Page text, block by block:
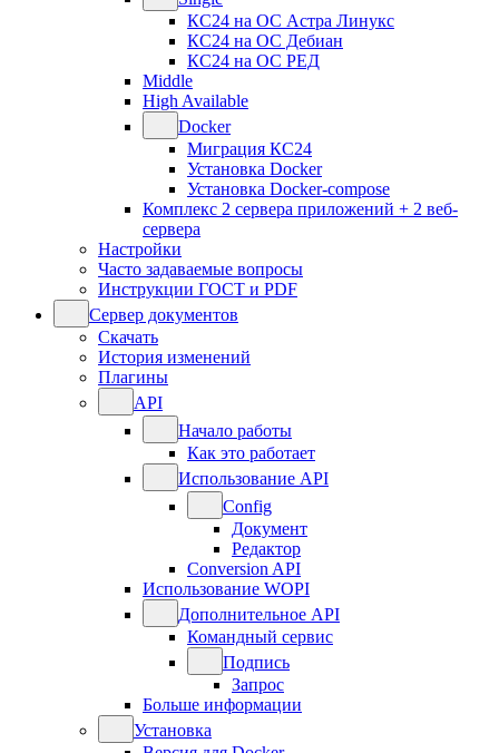
КС24 на ОС Астра Линукс
КС24 на ОС Дебиан
КС24 на ОС РЕД
Middle
High Available
Docker
Миграция КС24
Установка Docker
Установка Docker-compose
Комплекс 2 сервера приложений + 2 веб-
сервера
Настройки
Часто задаваемые вопросы
Инструкции ГОСТ и PDF
Сервер документов
Скачать
История изменений
Плагины
API
Начало работы
Как это работает
Использование API
Config
Документ
Редактор
Conversion API
Использование WOPI
Дополнительное API
Командный сервис
Подпись
Запрос
Больше информации
Установка